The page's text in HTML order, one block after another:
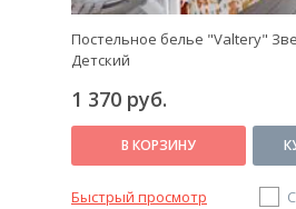
Постельное белье "Valtery"
Детский
1 370 руб.
В КОРЗИНУ
Быстрый просмотр